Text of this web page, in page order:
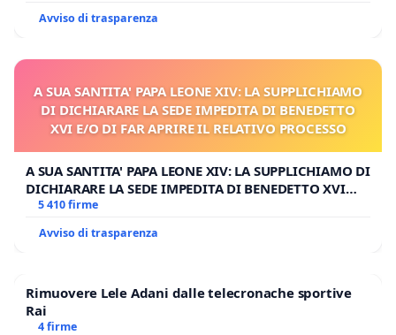
Avviso di trasparenza
A SUA SANTITA' PAPA LEONE XIV: LA SUPPLICHIAMO
DI DICHIARARE LA SEDE IMPEDITA DI BENEDETTO
XVI E/O DI FAR APRIRE IL RELATIVO PROCESSO
A SUA SANTITA' PAPA LEONE XIV: LA SUPPLICHIAMO DI
DICHIARARE LA SEDE IMPEDITA DI BENEDETTO XVI
E/O DI FAR APRIRE IL RELATIVO PROCESSO
5 410 firme
Avviso di trasparenza
Rimuovere Lele Adani dalle telecronache sportive
Rai
4 firme